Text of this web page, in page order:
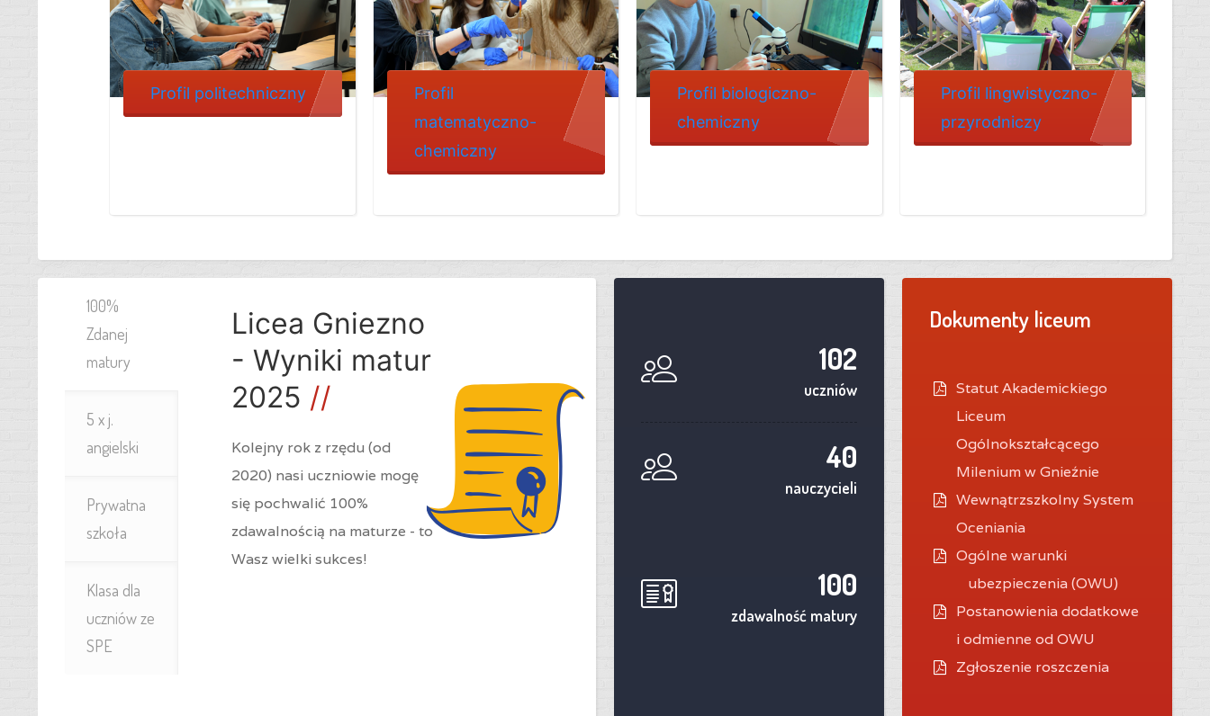
Profil politechniczny
Profil
matematyczno-
chemiczny
Profil biologiczno-
chemiczny
Profil lingwistyczno-
przyrodniczy
100%
Zdanej
matury
5 x j.
angielski
Prywatna
szkoła
Klasa dla
uczniów ze
SPE
Licea Gniezno
- Wyniki matur
2025
Kolejny rok z rzędu (od
2020) nasi uczniowie mogę
się pochwalić 100%
zdawalnością na maturze - to
Wasz wielki sukces!
102
uczniów
40
nauczycieli
100
zdawalność matury
Dokumenty liceum
Statut Akademickiego
Liceum
Ogólnokształcącego
Milenium w Gnieźnie
Wewnątrzszkolny System
Oceniania
Ogólne warunki
ubezpieczenia (OWU)
Postanowienia dodatkowe
i odmienne od OWU
Zgłoszenie roszczenia